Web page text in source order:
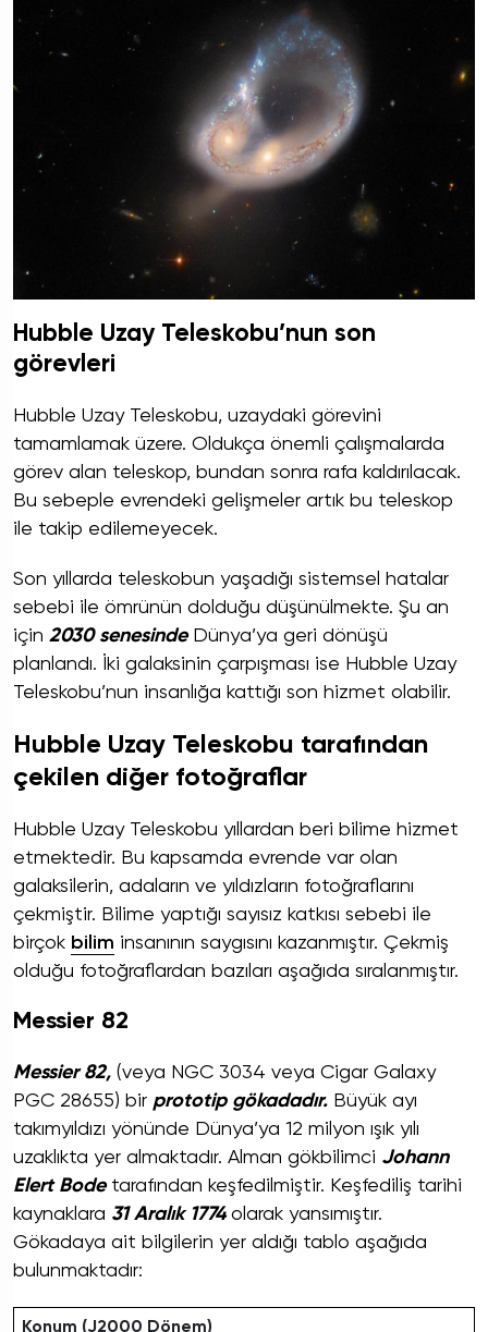
Hubble Uzay Teleskobu’nun son
görevleri
Hubble Uzay Teleskobu, uzaydaki görevini
tamamlamak üzere. Oldukça önemli çalışmalarda
görev alan teleskop, bundan sonra rafa kaldırılacak.
Bu sebeple evrendeki gelişmeler artık bu teleskop
ile takip edilemeyecek.
Son yıllarda teleskobun yaşadığı sistemsel hatalar
sebebi ile ömrünün dolduğu düşünülmekte. Şu an
için 2030 senesinde Dünya’ya geri dönüşü
planlandı. İki galaksinin çarpışması ise Hubble Uzay
Teleskobu’nun insanlığa kattığı son hizmet olabilir.
Hubble Uzay Teleskobu tarafından
çekilen diğer fotoğraflar
Hubble Uzay Teleskobu yıllardan beri bilime hizmet
etmektedir. Bu kapsamda evrende var olan
galaksilerin, adaların ve yıldızların fotoğraflarını
çekmiştir. Bilime yaptığı sayısız katkısı sebebi ile
birçok bilim insanının saygısını kazanmıştır. Çekmiş
olduğu fotoğraflardan bazıları aşağıda sıralanmıştır.
Messier 82
Messier 82, (veya NGC 3034 veya Cigar Galaxy
PGC 28655) bir prototip gökadadır. Büyük ayı
takımyıldızı yönünde Dünya’ya 12 milyon ışık yılı
uzaklıkta yer almaktadır. Alman gökbilimci Johann
Elert Bode tarafından keşfedilmiştir. Keşfediliş tarihi
kaynaklara 31 Aralık 1774olarak yansımıştır.
Gökadaya ait bilgilerin yer aldığı tablo aşağıda
bulunmaktadır:
Konum (J2000 Dönem)